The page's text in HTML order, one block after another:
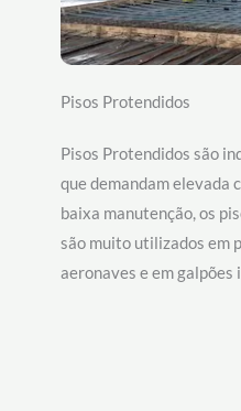
Pisos Protendidos
Pisos Protendidos são
que demandam elevada
baixa manutenção, os
são muito utilizados em
aeronaves e em galpões